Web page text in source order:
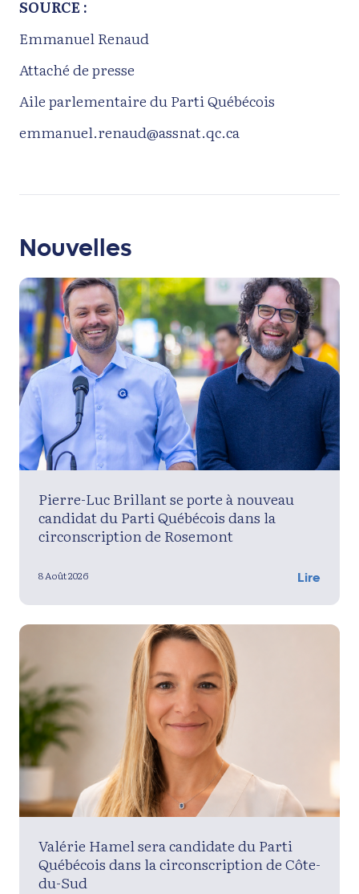
SOURCE :
Emmanuel Renaud
Attaché de presse
Aile parlementaire du Parti Québécois
emmanuel.renaud@assnat.qc.ca
Nouvelles
Pierre-Luc Brillant se porte à nouveau
candidat du Parti Québécois dans la
circonscription de Rosemont
8 Août 2026 Lire
Valérie Hamel sera candidate du Parti
Québécois dans la circonscription de Côte-
du-Sud